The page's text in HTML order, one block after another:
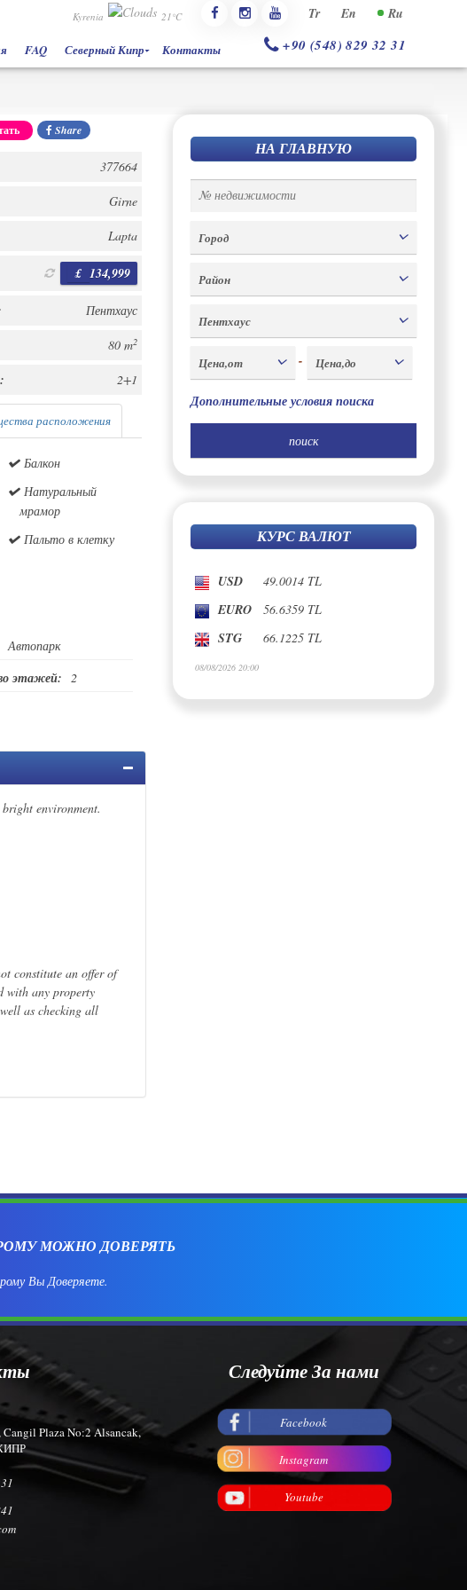
Tr En Ru
Kyrenia 21°C
+90 (548) 829 32 31
FAQ Северный Кипр Контакты
Share
377664
Girne
Lapta
£ 134,999
Пентхаус
80 m2
2+1
расположения
Балкон
Натуральный
мрамор
Пальто в клетку
Автопарк
этажей: 2
environment.
constitute an offer of
with any property
as checking all
НА ГЛАВНУЮ
Город
Район
Пентхаус
Цена,от - Цена,до
Дополнительные условия поиска
КУРС ВАЛЮТ
USD 49.0014 TL
EURO 56.6359 TL
STG 66.1225 TL
08/08/2026 20:00
МОЖНО ДОВЕРЯТЬ
Вы Доверяете.
Plaza No:2 Alsancak,
Следуйте За нами
Facebook
Instagram
Youtube